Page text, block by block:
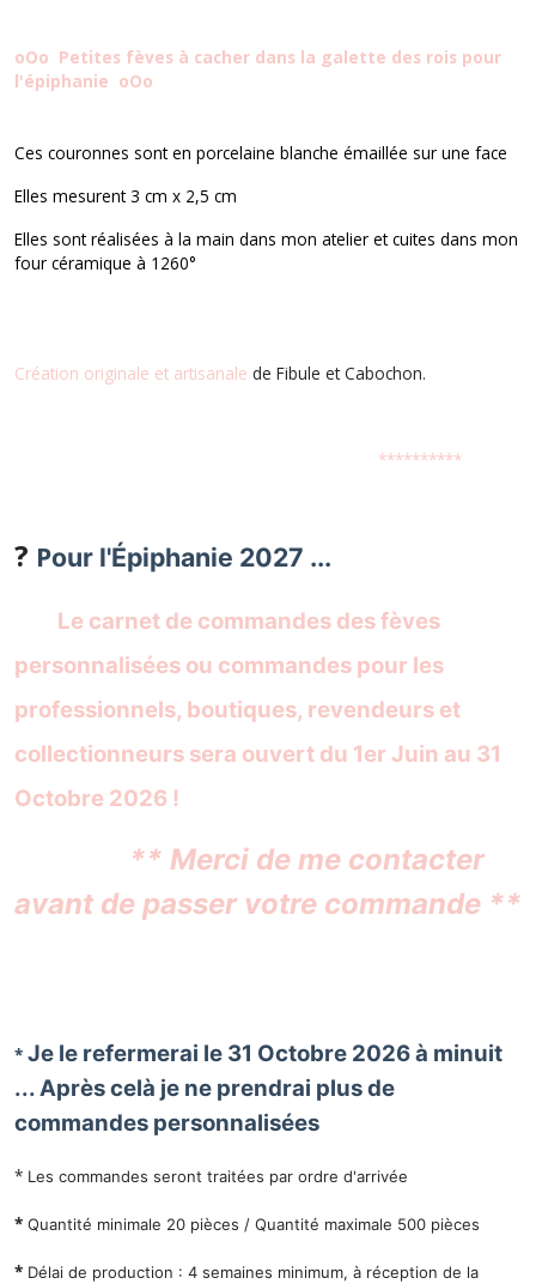
oOo Petites fèves à cacher dans la galette des rois pour
l'épiphanie oOo
Ces couronnes sont en porcelaine blanche émaillée sur une face
Elles mesurent 3 cm x 2,5 cm
Elles sont réalisées à la main dans mon atelier et cuites dans mon
four céramique à 1260°
Création originale et artisanale de Fibule et Cabochon.
**********
? Pour l'Épiphanie 2027 ...
Le carnet de commandes des fèves
personnalisées ou commandes pour les
professionnels, boutiques, revendeurs et
collectionneurs sera ouvert du 1er Juin au 31
Octobre 2026 !
** Merci de me contacter
avant de passer votre commande **
* Je le refermerai le 31 Octobre 2026 à minuit
... Après celà je ne prendrai plus de
commandes personnalisées
* Les commandes seront traitées par ordre d'arrivée
* Quantité minimale 20 pièces / Quantité maximale 500 pièces
* Délai de production : 4 semaines minimum, à réception de la